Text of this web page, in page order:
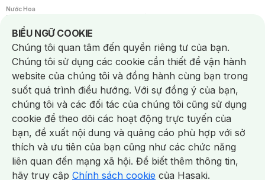
NowFree 2H Giao Nhanh Miễn Phí 2H Xem chi tiết
Nước Hoa
Nước Hoa Nữ
Chăm Sóc Cá Nhân
Chống Muỗi /Khẩu Trang /Máy Massage/Mặt Nạ Xông Hơi /Nước Rửa Tay/
Sản Phẩm Chăm Sóc Khác /Bàn Chải Đánh Răng /Bàn Chải Điện/
Hỗ Trợ Trắng Răng/Kem Đánh Răng /Máy Tăm Nước/ Nước Súc Miệng/
Tăm / Chỉ Nha Khoa/ Xịt Thơm Miệng / Dung Dịch Vệ Sinh/Dưỡng Vùng Kín/
Khăn Ướt Vệ Sinh Vùng Kín/Băng Vệ Sinh/Tampon/Bọt Cạo Râu /Dao Cạo Râu/
Máy Cạo Râu
Vấn Đề Về Da
Da Dầu / Lỗ Chân Lông To/ Da Khô / Mất Nước/ Da Lão Hóa/ Da Mụn/
Da Nhạy Cảm / Kích Ứng
Da Xỉn Màu Thâm / Nám / Tàn Nhang
Quầng Thâm & Bọng Mắt /Sẹo /Viêm Da Cơ Địa
Dụng Cụ / Phụ Kiện Chăm Sóc Da
Bông Tẩy Trang
Khăn Lau Mặt Khô Dụng Cụ / Máy Rửa Mặt Máy Chăm Sóc Da
Dụng Cụ Chăm Sóc Khác
BIỂU NGỮ COOKIE
Notice about cookies usage
Chúng tôi quan tâm đến quyền riêng tư của bạn.
Chúng tôi sử dụng các cookie cần thiết để vận hành
website của chúng tôi và đồng hành cùng bạn trong
suốt quá trình điều hướng. Với sự đồng ý của bạn,
chúng tôi và các đối tác của chúng tôi cũng sử dụng
cookie để theo dõi các hoạt động trực tuyến của
bạn, đề xuất nội dung và quảng cáo phù hợp với sở
thích và ưu tiên của bạn cũng như các chức năng
liên quan đến mạng xã hội. Để biết thêm thông tin,
hãy truy cập Chính sách cookie của Hasaki.